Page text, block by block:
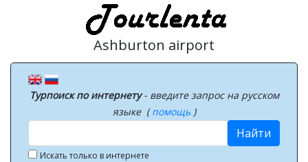
Ashburton airport
Турпоиск по интернету- введите запрос на русском
языке (помощь )
Найти
Искать только в интернете